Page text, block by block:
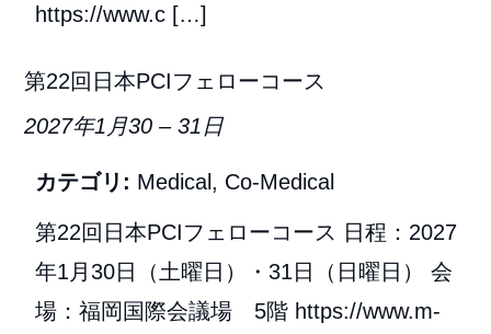
https://www.c […]
第22回日本PCIフェローコース
2027年1月30 –31日
カテゴリ: Medical , Co-Medical
第22回日本PCIフェローコース 日程：2027
年1月30日（土曜日）・31日（日曜日） 会
場：福岡国際会議場 5階 https://www.m-